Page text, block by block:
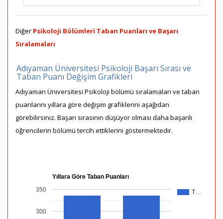
Diğer Psikoloji Bölümleri Taban Puanları ve Başarı
Sıralamaları
Adıyaman Üniversitesi Psikoloji Başarı Sırası ve
Taban Puanı Değişim Grafikleri
Adıyaman Üniversitesi Psikoloji bölümü sıralamaları ve taban
puanlarını yıllara göre değişim grafiklerini aşağıdan
görebilirsiniz. Başarı sırasının düşüyor olması daha başarılı
öğrencilerin bölümü tercih ettiklerini göstermektedir.
Yıllara Göre Taban Puanları
T…
300
350